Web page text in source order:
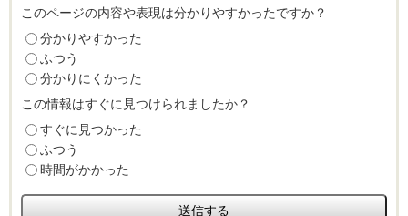
このページの内容や表現は分かりやすかったですか？
分かりやすかった
ふつう
分かりにくかった
この情報はすぐに見つけられましたか？
すぐに見つかった
ふつう
時間がかかった